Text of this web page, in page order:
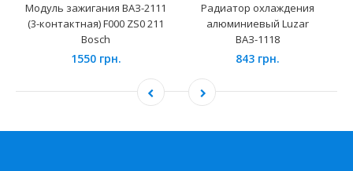
Модуль зажигания ВАЗ-2111
(3-контактная) F000 ZS0 211
Bosch
1550 грн.
Радиатор охлаждения
алюминиевый Luzar
ВАЗ-1118
843 грн.